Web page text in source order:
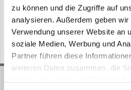
zu können und die Zugriffe auf
analysieren. Außerdem geben
Verwendung unserer Website an
soziale Medien, Werbung und
Partner führen diese
weiteren Daten zusammen, die
batterie-elektrisch angetriebene
ergänzen die Serie HD CompactLine
dem europäischen Markt zur
sind ausgestattet mit
10. November 2022
batterie-elektrisch e-kombiwalze